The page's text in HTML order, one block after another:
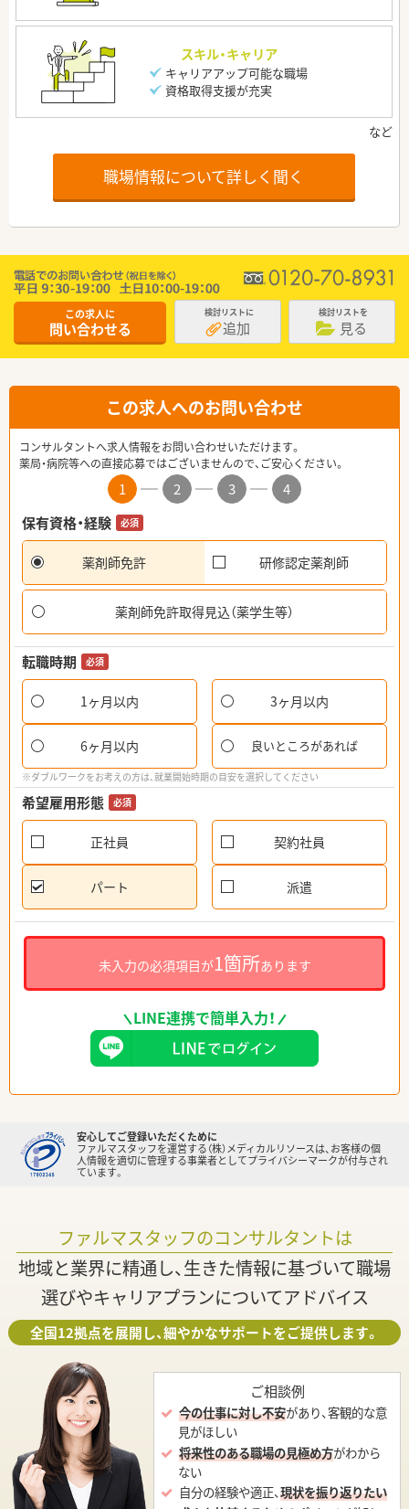
スキル・キャリア
キャリアアップ可能な職場
資格取得支援が充実
職場情報について詳しく聞く
この求人に
問い合わせる
検討リストに
追加
検討リストを
見る
この求人へのお問い合わせ
コンサルタントへ求人情報をお問い合わせいただけます。
薬局・病院等への直接応募ではございませんので、ご安心ください。
1 2 3
4
保有資格・経験
必須
薬剤師免許 研修認定薬剤師
薬剤師免許取得見込（薬学生等）
転職時期 必須
1ヶ月以内 3ヶ月以内
6ヶ月以内 良いところがあれば
※ダブルワークをお考えの方は、就業開始時期の目安を選択してください
希望雇用形態 必須
正社員 契約社員
パート 派遣
未入力の必須項目が1箇所あります
LINE連携で簡単入力！
安心してご登録いただくために
ファルマスタッフを運営する（株）メディカルリソースは、お客様の個
人情報を適切に管理する事業者としてプライバシーマークが付与され
ています。
ファルマスタッフのコンサルタントは
地域と業界に精通し、生きた情報に基づいて職場
選びやキャリアプランについてアドバイス
全国12拠点を展開し、細やかなサポートをご提供します。
ご相談例
今の仕事に対し不安があり、客観的な意
見がほしい
将来性のある職場の見極め方がわから
ない
自分の経験や適正、現状を振り返りたい